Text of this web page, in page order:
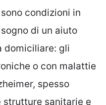
condizioni in
di un aiuto
domiciliare: gli
o con malattie
spesso
strutture sanitarie e